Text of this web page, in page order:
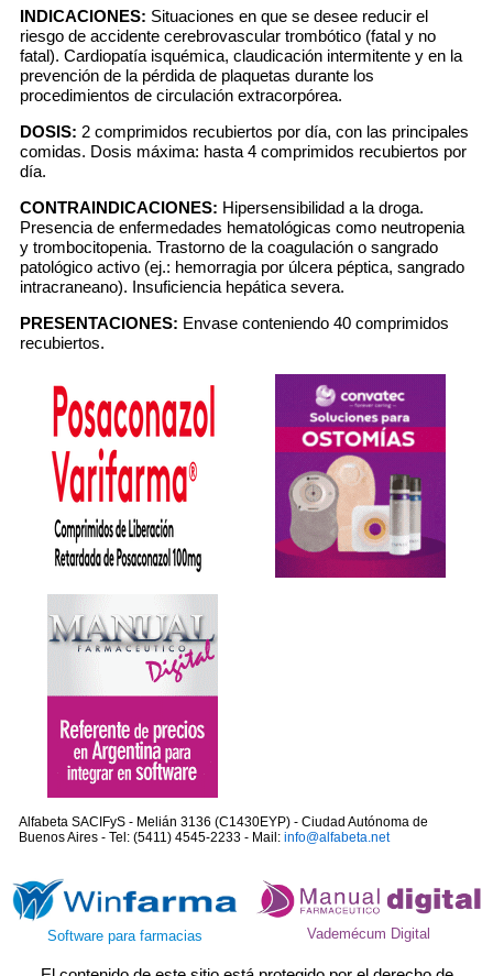
INDICACIONES: Situaciones en que se desee reducir el
riesgo de accidente cerebrovascular trombótico (fatal y no
fatal). Cardiopatía isquémica, claudicación intermitente y en la
prevención de la pérdida de plaquetas durante los
procedimientos de circulación extracorpórea.
DOSIS: 2 comprimidos recubiertos por día, con las principales
comidas. Dosis máxima: hasta 4 comprimidos recubiertos por
día.
CONTRAINDICACIONES: Hipersensibilidad a la droga.
Presencia de enfermedades hematológicas como neutropenia
y trombocitopenia. Trastorno de la coagulación o sangrado
patológico activo (ej.: hemorragia por úlcera péptica, sangrado
intracraneano). Insuficiencia hepática severa.
PRESENTACIONES: Envase conteniendo 40 comprimidos
recubiertos.
Alfabeta SACIFyS - Melián 3136 (C1430EYP) - Ciudad Autónoma de
Buenos Aires - Tel: (5411) 4545-2233 - Mail: info@alfabeta.net
Software para farmacias Vademécum Digital